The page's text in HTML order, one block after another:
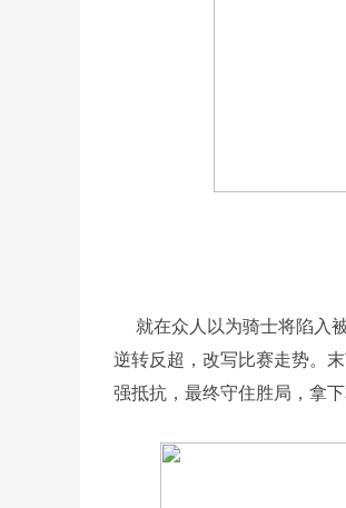
就在众人以为骑士将陷入
逆转反超，改写比赛走势。
强抵抗，最终守住胜局，拿下